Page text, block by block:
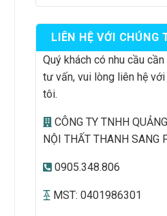
LIÊN HỆ VỚI CHÚNG
Quý khách có nhu cầu
tư vấn, vui lòng liên hệ với
tôi.
CÔNG TY TNHH
NỘI THẤT THANH SANG
0905.348.806
MST: 0401986301